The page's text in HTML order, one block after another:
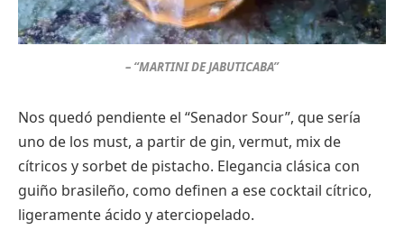
– “MARTINI DE JABUTICABA”
Nos quedó pendiente el “Senador Sour”, que sería
uno de los must, a partir de gin, vermut, mix de
cítricos y sorbet de pistacho. Elegancia clásica con
guiño brasileño, como definen a ese cocktail cítrico,
ligeramente ácido y aterciopelado.